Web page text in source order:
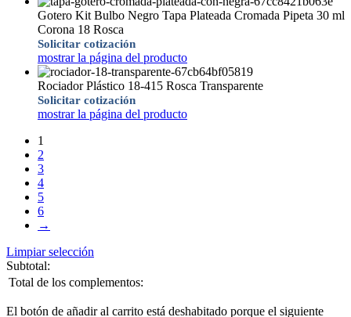
Gotero Kit Bulbo Negro Tapa Plateada Cromada Pipeta 30 ml
Corona 18 Rosca
Solicitar cotización
mostrar la página del producto
Rociador Plástico 18-415 Rosca Transparente
Solicitar cotización
mostrar la página del producto
1
2
3
4
5
6
→
Limpiar selección
Subtotal:
Total de los complementos:
El botón de añadir al carrito está deshabitado porque el siguiente